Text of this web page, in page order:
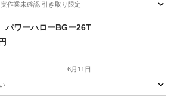
作業未確認 引き取り限定
駅ワーハローBGー26T
6月11日